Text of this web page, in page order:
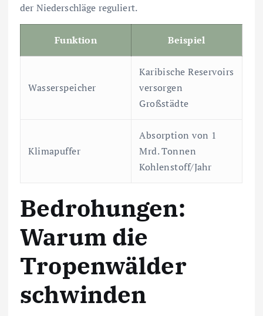
der Niederschläge reguliert.
Funktion Beispiel
Wasserspeicher
Karibische Reservoirs
versorgen
Großstädte
Klimapuffer
Absorption von 1
Mrd. Tonnen
Kohlenstoff/Jahr
Bedrohungen:
Warum die
Tropenwälder
schwinden